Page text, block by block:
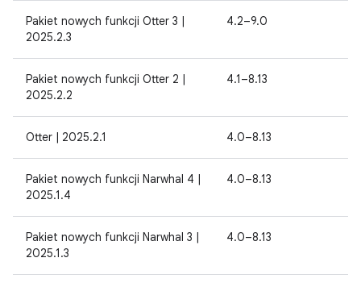
Pakiet nowych funkcji Otter 3 |
2025.2.3
4.2–9.0
Pakiet nowych funkcji Otter 2 |
2025.2.2
4.1–8.13
Otter | 2025.2.1 4.0–8.13
Pakiet nowych funkcji Narwhal 4 |
2025.1.4
4.0–8.13
Pakiet nowych funkcji Narwhal 3 |
2025.1.3
4.0–8.13